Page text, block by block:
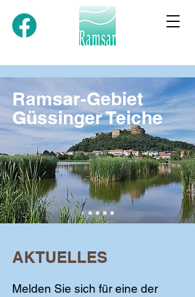
Ramsar-Gebiet
Güssinger Teiche
AKTUELLES
Melden Sie sich für eine der